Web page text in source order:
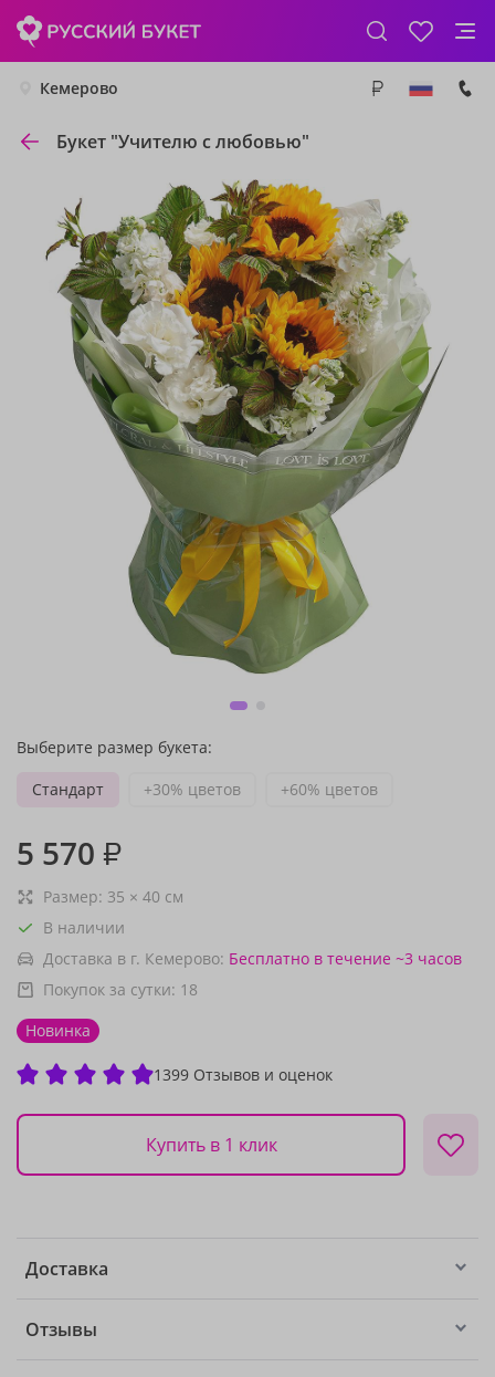
Кемерово
Букет "Учителю с любовью"
Выберите размер букета:
Стандарт
+30% цветов +60% цветов
5 570 ₽
Размер: 35 × 40 см
В наличии
Доставка в г. Кемерово: Бесплатно в течение ~3 часов
Покупок за сутки: 18
Новинка
1399 Отзывов и оценок
Купить в 1 клик
Доставка
Отзывы